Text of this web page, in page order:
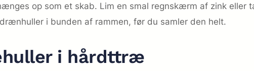
op som et skab. Lim en smal regnskærm af zink eller
i bunden af rammen, før du samler den helt.
i hårdttræ